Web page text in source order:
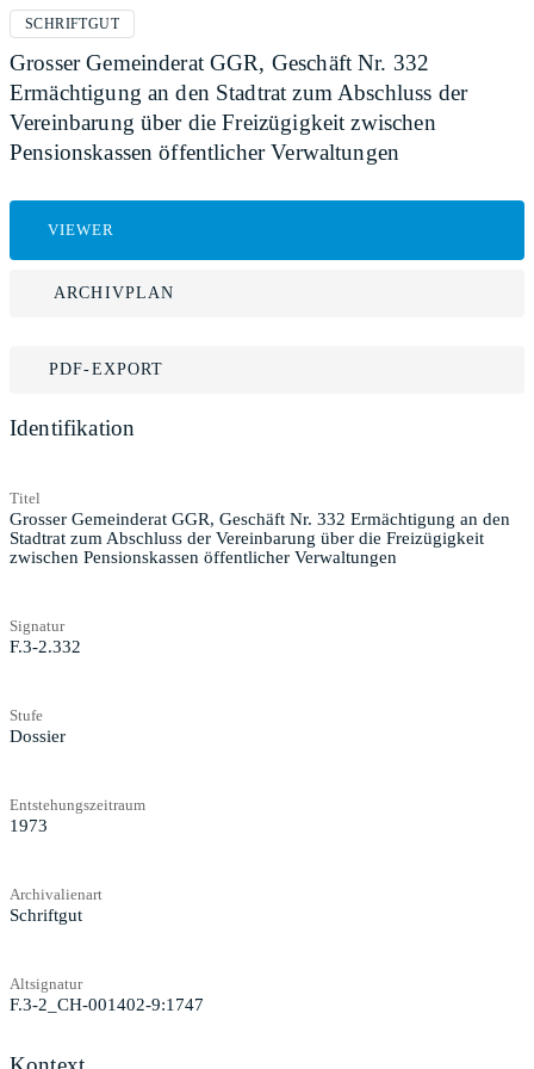
SCHRIFTGUT
Grosser Gemeinderat GGR, Geschäft Nr. 332
Ermächtigung an den Stadtrat zum Abschluss der
Vereinbarung über die Freizügigkeit zwischen
Pensionskassen öffentlicher Verwaltungen
VIEWER
ARCHIVPLAN
PDF-EXPORT
Identifikation
Titel
Grosser Gemeinderat GGR, Geschäft Nr. 332 Ermächtigung an den
Stadtrat zum Abschluss der Vereinbarung über die Freizügigkeit
zwischen Pensionskassen öffentlicher Verwaltungen
Signatur
F.3-2.332
Stufe
Dossier
Entstehungszeitraum
1973
Archivalienart
Schriftgut
Altsignatur
F.3-2_CH-001402-9:1747